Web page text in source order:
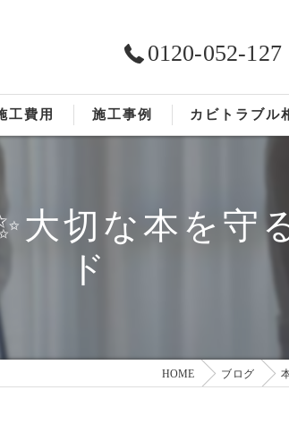
0120-052-127
工費用 施工事例 カビトラブル
大切な本を守
ド
HOME ブログ